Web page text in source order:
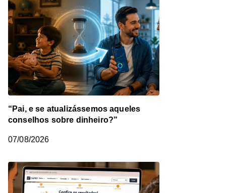
“Pai, e se atualizássemos aqueles
conselhos sobre dinheiro?”
07/08/2026